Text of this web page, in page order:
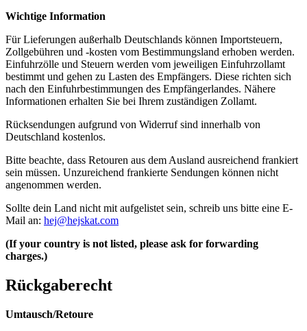
Wichtige Information
Für Lieferungen außerhalb Deutschlands können Importsteuern,
Zollgebühren und -kosten vom Bestimmungsland erhoben werden.
Einfuhrzölle und Steuern werden vom jeweiligen Einfuhrzollamt
bestimmt und gehen zu Lasten des Empfängers. Diese richten sich
nach den Einfuhrbestimmungen des Empfängerlandes. Nähere
Informationen erhalten Sie bei Ihrem zuständigen Zollamt.
Rücksendungen aufgrund von Widerruf sind innerhalb von
Deutschland kostenlos.
Bitte beachte, dass Retouren aus dem Ausland ausreichend frankiert
sein müssen. Unzureichend frankierte Sendungen können nicht
angenommen werden.
Sollte dein Land nicht mit aufgelistet sein, schreib uns bitte eine E-
Mail an: hej@hejskat.com
(If your country is not listed, please ask for forwarding
charges.)
Rückgaberecht
Umtausch/Retoure